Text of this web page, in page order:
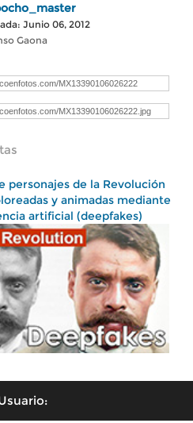
Junio 06, 2012
Gaona
personajes de la Revolución
y animadas mediante
artificial (deepfakes)